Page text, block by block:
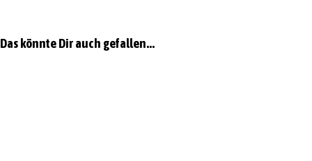
Produktgalerie überspringen
Das könnte Dir auch gefallen...